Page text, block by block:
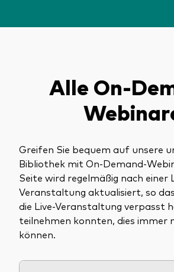
Obligationen
ETFs
Publikumsfonds
Passive Fonds
Erfahren Sie mehr über unsere
Events und Webinare
Unser Team
Alle On-
Greifen Sie bequem auf unsere
Bibliothek mit On-Demand-
Seite wird regelmäßig nach einer
Veranstaltung aktualisiert, so
die Live-Veranstaltung verpasst
teilnehmen konnten, dies immer
können.